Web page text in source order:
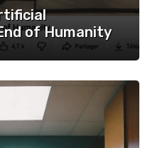
of Humanity